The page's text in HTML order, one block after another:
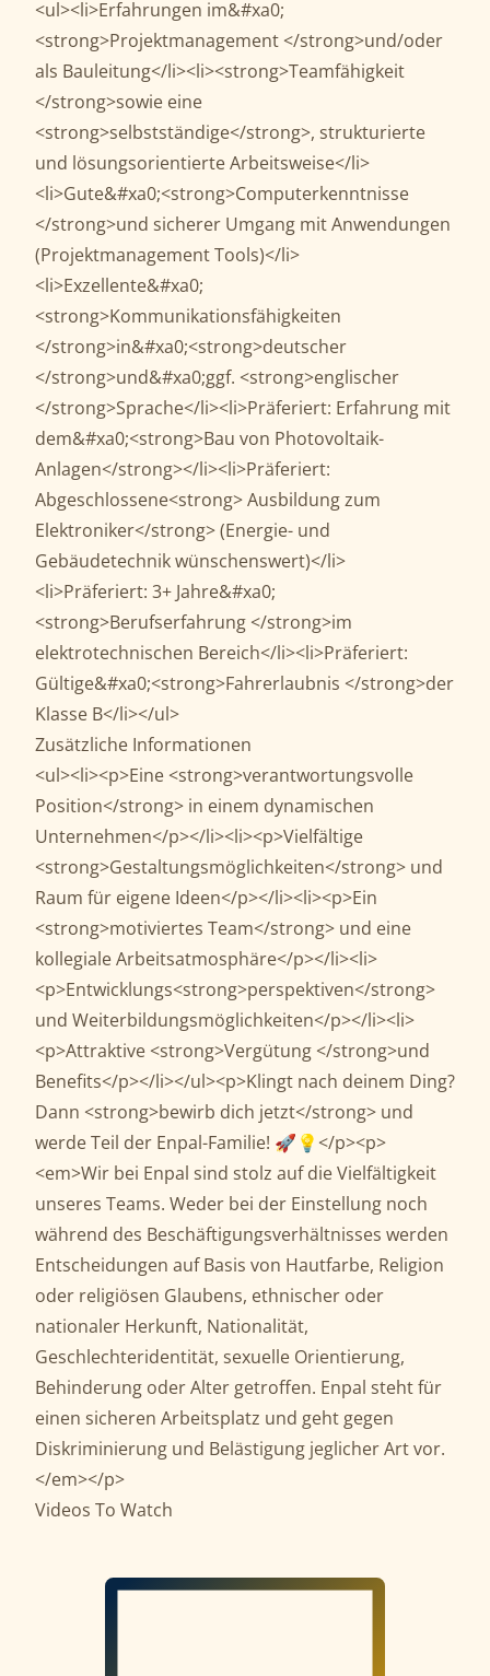
<ul><li>Erfahrungen im&#xa0;
<strong>Projektmanagement </strong>und/oder
als Bauleitung</li><li><strong>Teamfähigkeit
</strong>sowie eine
<strong>selbstständige</strong>, strukturierte
und lösungsorientierte Arbeitsweise</li>
<li>Gute&#xa0;<strong>Computerkenntnisse
</strong>und sicherer Umgang mit Anwendungen
(Projektmanagement Tools)</li>
<li>Exzellente&#xa0;
<strong>Kommunikationsfähigkeiten
</strong>in&#xa0;<strong>deutscher
</strong>und&#xa0;ggf. <strong>englischer
</strong>Sprache</li><li>Präferiert: Erfahrung mit
dem&#xa0;<strong>Bau von Photovoltaik-
Anlagen</strong></li><li>Präferiert:
Abgeschlossene<strong> Ausbildung zum
Elektroniker</strong> (Energie- und
Gebäudetechnik wünschenswert)</li>
<li>Präferiert: 3+ Jahre&#xa0;
<strong>Berufserfahrung </strong>im
elektrotechnischen Bereich</li><li>Präferiert:
Gültige&#xa0;<strong>Fahrerlaubnis </strong>der
Klasse B</li></ul>
Zusätzliche Informationen
<ul><li><p>Eine <strong>verantwortungsvolle
Position</strong> in einem dynamischen
Unternehmen</p></li><li><p>Vielfältige
<strong>Gestaltungsmöglichkeiten</strong> und
Raum für eigene Ideen</p></li><li><p>Ein
<strong>motiviertes Team</strong> und eine
kollegiale Arbeitsatmosphäre</p></li><li>
<p>Entwicklungs<strong>perspektiven</strong>
und Weiterbildungsmöglichkeiten</p></li><li>
<p>Attraktive <strong>Vergütung </strong>und
Benefits</p></li></ul><p>Klingt nach deinem Ding?
Dann <strong>bewirb dich jetzt</strong> und
werde Teil der Enpal-Familie! 🚀💡</p><p>
<em>Wir bei Enpal sind stolz auf die Vielfältigkeit
unseres Teams. Weder bei der Einstellung noch
während des Beschäftigungsverhältnisses werden
Entscheidungen auf Basis von Hautfarbe, Religion
oder religiösen Glaubens, ethnischer oder
nationaler Herkunft, Nationalität,
Geschlechteridentität, sexuelle Orientierung,
Behinderung oder Alter getroffen. Enpal steht für
einen sicheren Arbeitsplatz und geht gegen
Diskriminierung und Belästigung jeglicher Art vor.
</em></p>
Videos To Watch